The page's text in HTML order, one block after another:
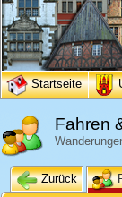
Startseite
Fahren
Zurück